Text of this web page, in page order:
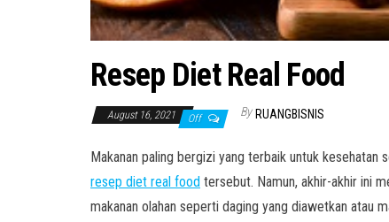
Resep Diet Real Food
August 16, 2021 Off By RUANGBISNIS
Makanan paling bergizi yang terbaik untuk kesehatan
resep diet real food tersebut. Namun, akhir-akhir ini
makanan olahan seperti daging yang diawetkan atau